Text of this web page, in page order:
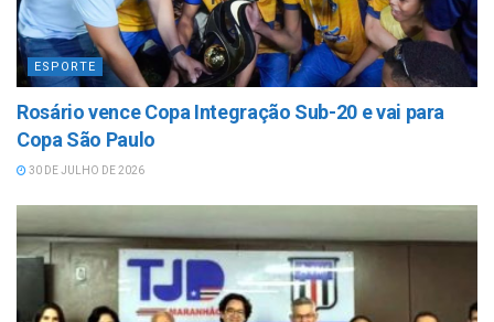
ESPORTE
Rosário vence Copa Integração Sub-20 e vai para
Copa São Paulo
30 DE JULHO DE 2026